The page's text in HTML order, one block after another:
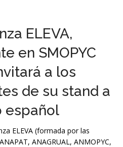
ELEVA,
en SMOPYC
a los
de su stand a
español
ELEVA (formada por las
ANAGRUAL, ANMOPYC,